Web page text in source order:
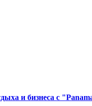
и бизнеса с